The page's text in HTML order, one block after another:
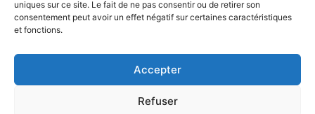
uniques sur ce site. Le fait de ne pas consentir ou de retirer son
consentement peut avoir un effet négatif sur certaines caractéristiques
et fonctions.
Accepter
Refuser
À PROPOS
SUIVEZ NOUS